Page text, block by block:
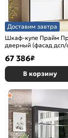
Доставим завтра
Шкаф-купе Прайм
дверный (фасад дсп/
67 386₽
В корзину